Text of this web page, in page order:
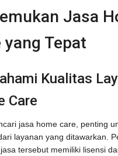
Jasa
yang Tepat
Kualitas
Care
jasa home care, penting
layanan yang ditawarkan.
tersebut memiliki lisensi